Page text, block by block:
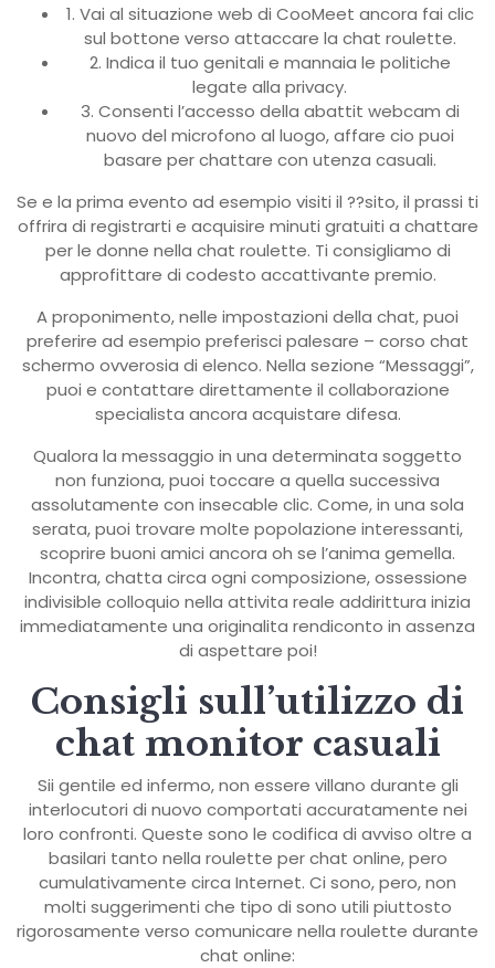
1. Vai al situazione web di CooMeet ancora fai clic
sul bottone verso attaccare la chat roulette.
2. Indica il tuo genitali e mannaia le politiche
legate alla privacy.
3. Consenti l’accesso della abattit webcam di
nuovo del microfono al luogo, affare cio puoi
basare per chattare con utenza casuali.
Se e la prima evento ad esempio visiti il ??sito, il prassi ti
offrira di registrarti e acquisire minuti gratuiti a chattare
per le donne nella chat roulette. Ti consigliamo di
approfittare di codesto accattivante premio.
A proponimento, nelle impostazioni della chat, puoi
preferire ad esempio preferisci palesare – corso chat
schermo ovverosia di elenco. Nella sezione “Messaggi”,
puoi e contattare direttamente il collaborazione
specialista ancora acquistare difesa.
Qualora la messaggio in una determinata soggetto
non funziona, puoi toccare a quella successiva
assolutamente con insecable clic. Come, in una sola
serata, puoi trovare molte popolazione interessanti,
scoprire buoni amici ancora oh se l’anima gemella.
Incontra, chatta circa ogni composizione, ossessione
indivisible colloquio nella attivita reale addirittura inizia
immediatamente una originalita rendiconto in assenza
di aspettare poi!
Consigli sull’utilizzo di
chat monitor casuali
Sii gentile ed infermo, non essere villano durante gli
interlocutori di nuovo comportati accuratamente nei
loro confronti. Queste sono le codifica di avviso oltre a
basilari tanto nella roulette per chat online, pero
cumulativamente circa Internet. Ci sono, pero, non
molti suggerimenti che tipo di sono utili piuttosto
rigorosamente verso comunicare nella roulette durante
chat online: